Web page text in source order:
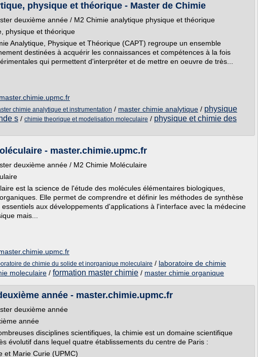
physique et théorique - Master de Chimie
deuxième année / M2 Chimie analytique physique et théorique
physique et théorique
Analytique, Physique et Théorique (CAPT) regroupe un ensemble
destinées à acquérir les connaissances et compétences à la fois
qui permettent d'interpréter et de mettre en oeuvre de très...
chimie analytique et instrumentation / master chimie analytique / physique
s / chimie theorique et modelisation moleculaire / physique et chimie des
- master.chimie.upmc.fr
deuxième année / M2 Chimie Moléculaire
est la science de l'étude des molécules élémentaires biologiques,
Elle permet de comprendre et définir les méthodes de synthèse
aux développements d'applications à l'interface avec la médecine
mais...
de chimie du solide et inorganique moleculaire / laboratoire de chimie
moleculaire / formation master chimie / master chimie organique
année - master.chimie.upmc.fr
deuxième année
année
disciplines scientifiques, la chimie est un domaine scientifique
évolutif dans lequel quatre établissements du centre de Paris :
et Marie Curie (UPMC)